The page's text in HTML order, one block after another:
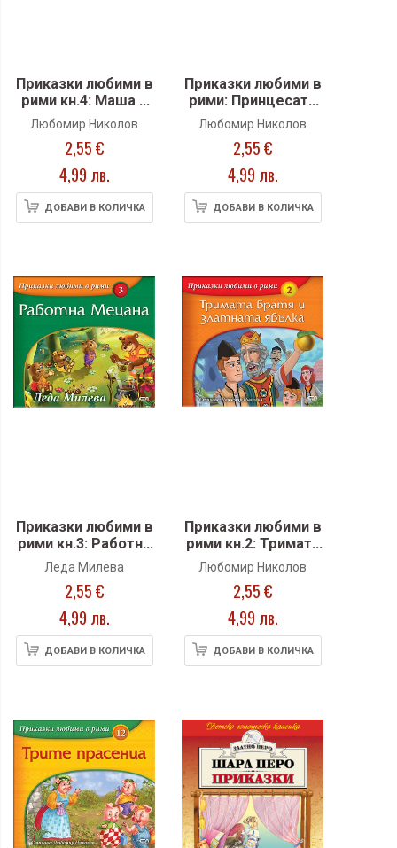
Приказки любими в
рими кн.4: Маша и
Мечока
Любомир Николов
2,55 €
4,99 лв.
ДОБАВИ В КОЛИЧКА
Приказки любими в
рими: Принцесата
жаба
Любомир Николов
2,55 €
4,99 лв.
ДОБАВИ В КОЛИЧКА
Приказки любими в
рими кн.3: Работна
Мецана
Леда Милева
2,55 €
4,99 лв.
ДОБАВИ В КОЛИЧКА
Приказки любими в
рими кн.2: Тримата
братяи златната
ябълка
Любомир Николов
2,55 €
4,99 лв.
ДОБАВИ В КОЛИЧКА